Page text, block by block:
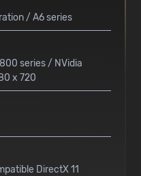
/ A6 series
series / NVidia
x 720
DirectX 11